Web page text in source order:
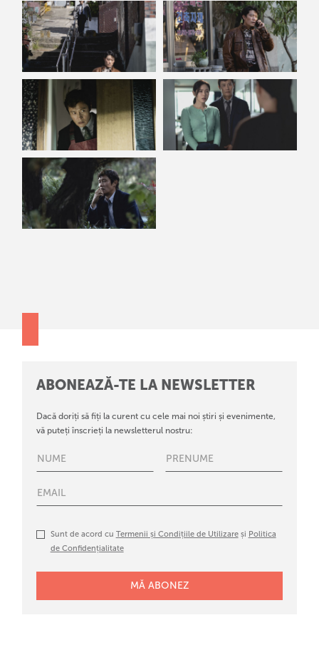
ABONEAZĂ-TE LA NEWSLETTER
Dacă doriți să fiți la curent cu cele mai noi știri și evenimente,
vă puteți înscrieți la newsletterul nostru:
Sunt de acord cu Termenii și Condițiile de Utilizareși Politica
de Confidențialitate